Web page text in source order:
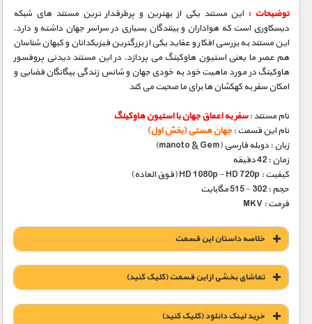
توضیحات : این مستند یکی از بهترین و پرطرفدار ترین مستند های شبکه
دیسکاوری است که هواداران و بینندگان بسیاری در سراسر جهان داشته و دارد.
این مستند به بررسی افکار و عقاید یکی از بزرگترین فیزیکدانان و کیهان شناسان
هم عصر ما یعنی استیون هاوکینگ می پردازد. در این مستند دیدنی پروفسور
هاوکینگ در مورد ماهیت خود به خودی جهان و شانس زندگی بیگانگان فضایی و
امکان سفر به کهکشان ها برای ما صحبت می کند
نام مستند :سفر به اعماق جهان با استیون هاوکینگ
نام این قسمت : جهان هستی (بخش اول)
زبان : دوبله فارسی (manoto & Gem)
زمان : 42 دقیقه
کیفیت : HD 1080p – HD 720p (فوق العاده)
حجم : 302 – 515 مگابایت
فرمت : MKV
خلاصه داستان این قسمت
تماشای بخشی از این قسمت (کلیک کنید)
خريد لينک دانلود (کليک کنيد)